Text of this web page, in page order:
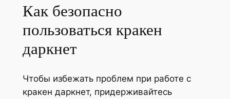
Как безопасно
пользоваться кракен
даркнет
Чтобы избежать проблем при работе с
кракен даркнет, придерживайтесь